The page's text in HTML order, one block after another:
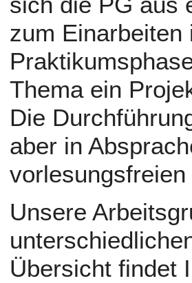
zum Einarbeiten
Thema ein
Die
aber in
Unsere
Übersicht findet